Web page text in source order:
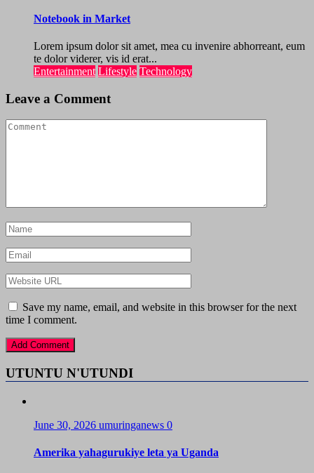
Notebook in Market
Lorem ipsum dolor sit amet, mea cu invenire abhorreant, eum
te dolor viderer, vis id erat...
Entertainment Lifestyle Technology
Leave a Comment
Save my name, email, and website in this browser for the next
time I comment.
UTUNTU N'UTUNDI
June 30, 2026 umuringanews 0
Amerika yahagurukiye leta ya Uganda